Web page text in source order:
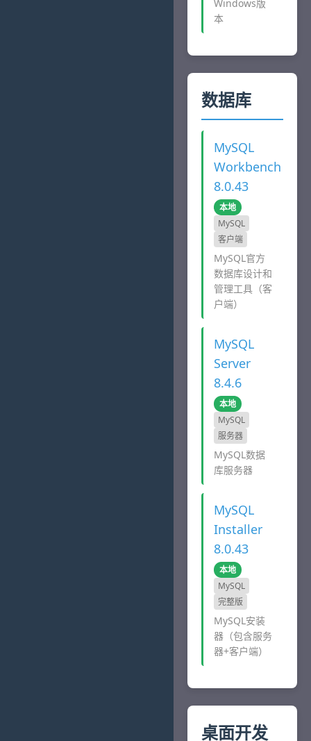
Windows版
本
数据库
MySQL
Workbench
8.0.43
本地
MySQL
客户端
MySQL官方
数据库设计和
管理工具（客
户端）
MySQL
Server
8.4.6
本地
MySQL
服务器
MySQL数据
库服务器
MySQL
Installer
8.0.43
本地
MySQL
完整版
MySQL安装
器（包含服务
器+客户端）
桌面开发